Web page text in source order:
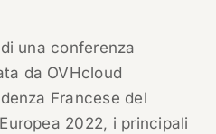
una conferenza
da OVHcloud
Francese del
2022, i principali